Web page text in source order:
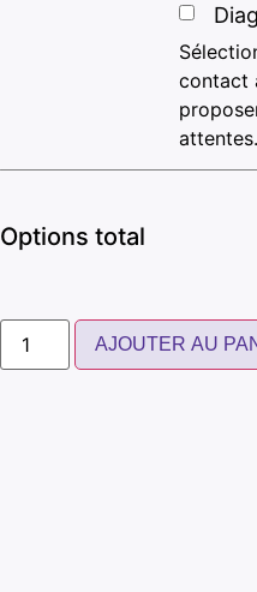
contact
attentes.
Options total
AJOUTER AU